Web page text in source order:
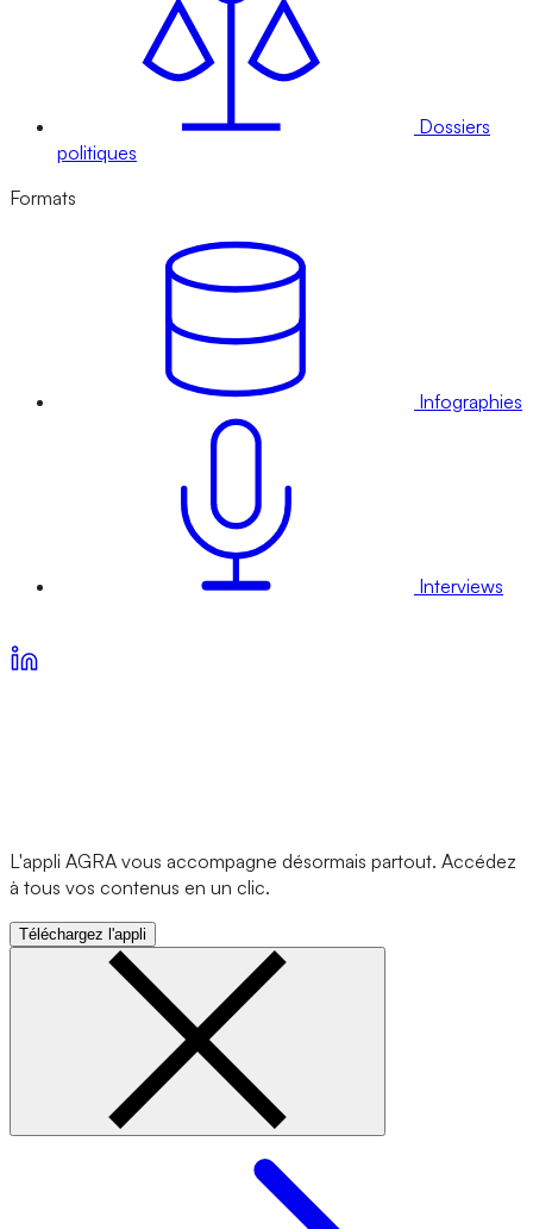
Dossiers
politiques
Formats
Infographies
Interviews
L'appli AGRA vous accompagne désormais partout. Accédez
à tous vos contenus en un clic.
Téléchargez l'appli